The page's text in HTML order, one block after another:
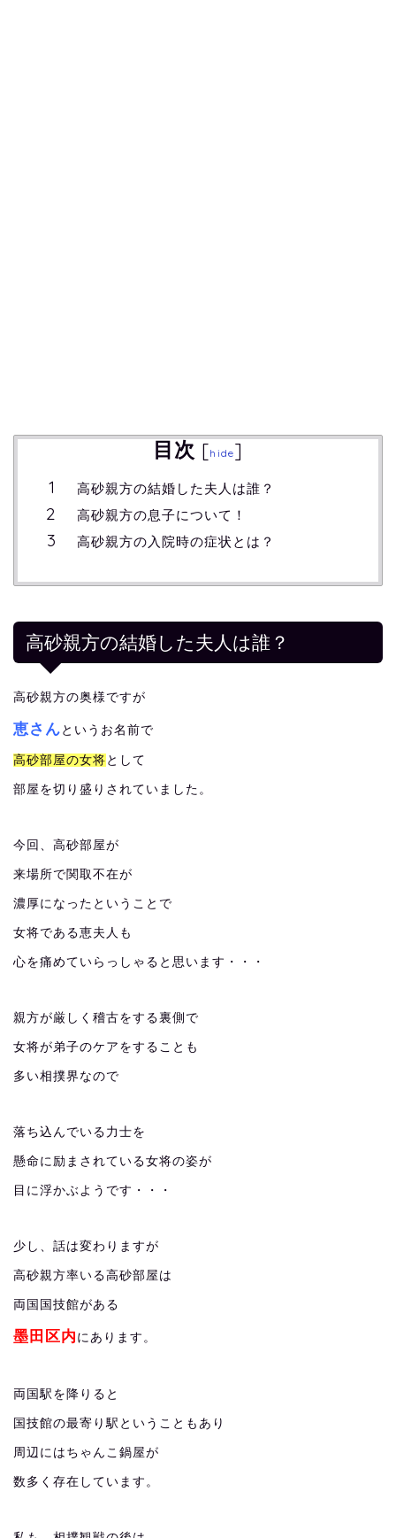
目次 [hide]
高砂親方の結婚した夫人は誰？
高砂親方の息子について！
高砂親方の入院時の症状とは？
高砂親方の結婚した夫人は誰？
高砂親方の奥様ですが
恵さん というお名前で
高砂部屋の女将 として
部屋を切り盛りされていました。
今回、高砂部屋が
来場所で関取不在が
濃厚になったということで
女将である恵夫人も
心を痛めていらっしゃると思います・・・
親方が厳しく稽古をする裏側で
女将が弟子のケアをすることも
多い相撲界なので
落ち込んでいる力士を
懸命に励まされている女将の姿が
目に浮かぶようです・・・
少し、話は変わりますが
高砂親方率いる高砂部屋は
両国国技館がある
墨田区内 にあります。
両国駅を降りると
国技館の最寄り駅ということもあり
周辺にはちゃんこ鍋屋が
数多く存在しています。